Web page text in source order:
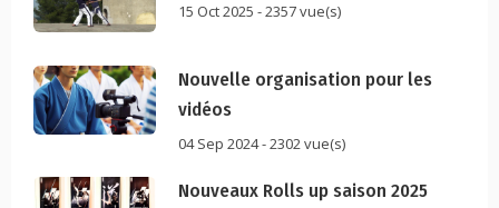
15 Oct 2025 - 2357 vue(s)
Nouvelle organisation pour les
vidéos
04 Sep 2024 - 2302 vue(s)
Nouveaux Rolls up saison 2025